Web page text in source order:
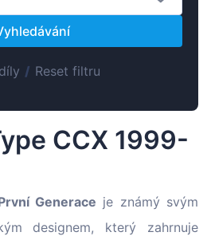
Lietuvių
Slovenian
Latvian
/ Reset filtru
CCX 1999-
Generace je známý svým
designem, který zahrnuje